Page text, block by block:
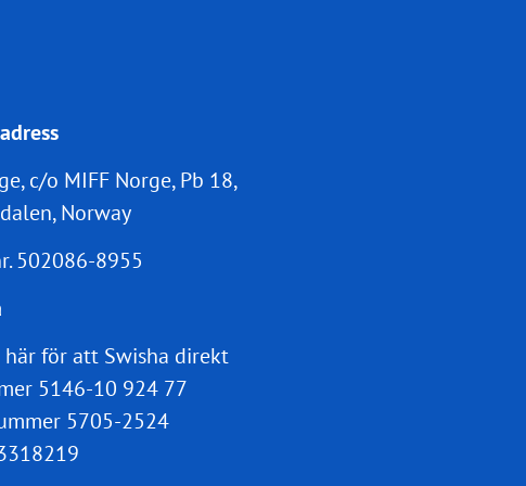
c/o MIFF Norge, Pb 18,
Norway
502086-8955
här för att Swisha direkt
5146-10 924 77
5705-2524